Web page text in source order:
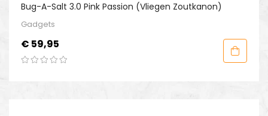
Bug-A-Salt 3.0 Pink Passion (Vliegen Zoutkanon)
Gadgets
Prijs
€ 59,95